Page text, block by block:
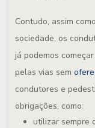
Contudo, assim
sociedade, os
já podemos
pelas vias sem
condutores e
obrigações, como:
utilizar sempre